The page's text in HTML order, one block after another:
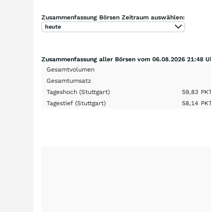
Zusammenfassung Börsen Zeitraum auswählen:
heute
Zusammenfassung aller Börsen vom 06.08.2026 21:48
Gesamtvolumen
Gesamtumsatz
Tageshoch (Stuttgart) 59,83
Tagestief (Stuttgart) 58,14